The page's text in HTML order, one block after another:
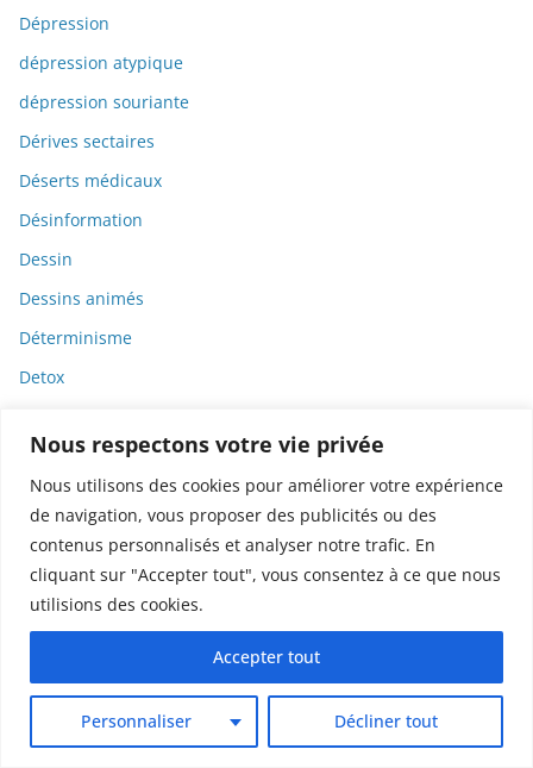
Nous respectons votre vie privée
Nous utilisons des cookies pour améliorer votre expérience
de navigation, vous proposer des publicités ou des
contenus personnalisés et analyser notre trafic. En
cliquant sur "Accepter tout", vous consentez à ce que nous
utilisions des cookies.
Personnaliser Décliner tout
Accepter tout
Dépression
dépression atypique
dépression souriante
Dérives sectaires
Déserts médicaux
Désinformation
Dessin
Dessins animés
Déterminisme
Detox
Dette immunitaire
Deux-roues
DGCCRF
Diabète
Diagnostic
Diététique
Diffamation